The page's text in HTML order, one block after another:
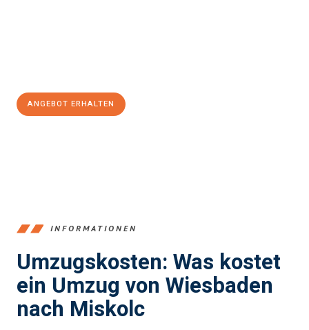
ANGEBOT ERHALTEN
INFORMATIONEN
Umzugskosten: Was kostet
ein Umzug von Wiesbaden
nach Miskolc